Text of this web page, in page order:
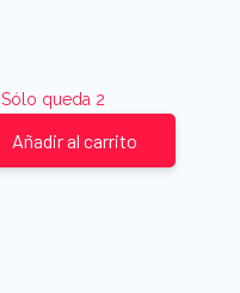
Sólo queda 2
Añadir al carrito